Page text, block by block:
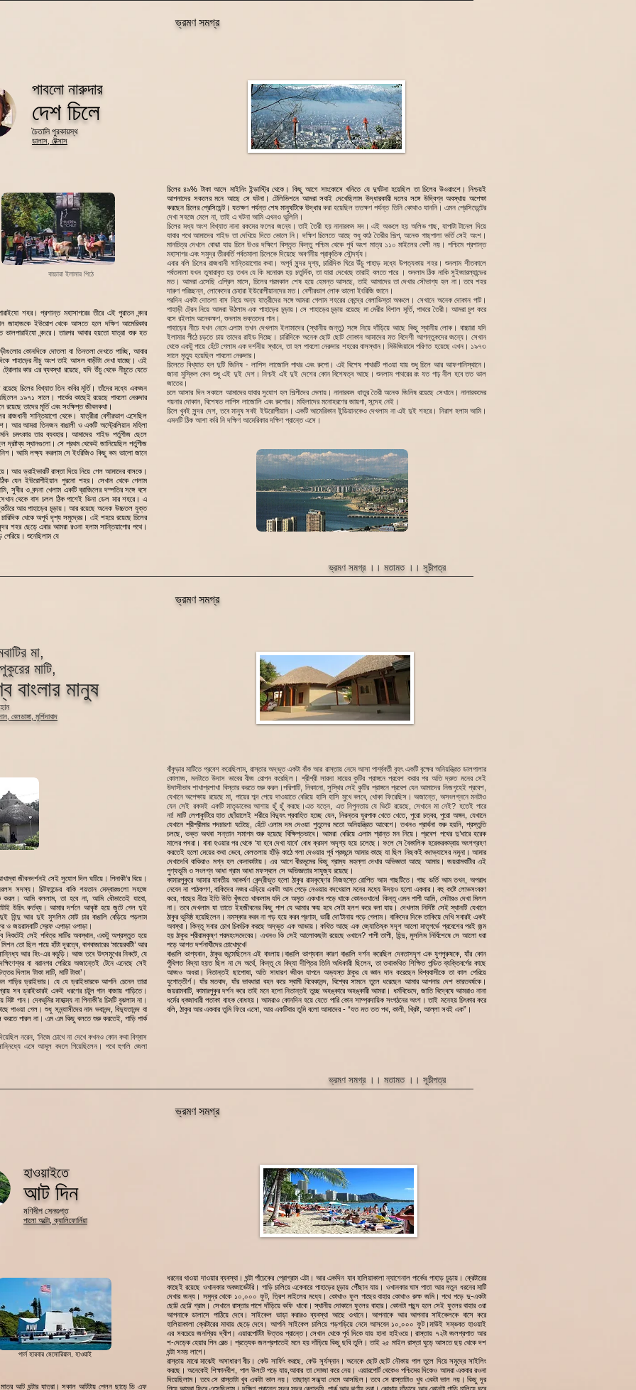
ভ্রমণ সমগ্র
পাবলো নারুদার
দেশ চিলে
চৈতালি পুরকায়স্থ
ডালাস, টেক্সাস
বাচ্চারা ইলামার পিঠে
শহর। প্রশান্ত মহাসাগরের তীরে এই পুরাতন বন্দর
ইউরোপ থেকে আসতে হলে দক্ষিণ আমেরিকার
ভালপারাইযো বন্দরে। তারপর আবার হয়তো যাত্রা শুরু হত
কোনদিকে দোতলা বা তিনতলা দেখতে পাচ্ছি, আবার
পাহাড়ের নীচু অংশ তাই আসল বাড়ীটা দেখা যাচ্ছে। এই
কার এর ব্যবস্থা রয়েছে, যদি উঁচু থেকে নীচুতে যেতে
চিলের বিখ্যাত তিন কবির মূর্তি। তাঁদের মধ্যে একজন
১৯৭১ সালে। পার্কের কাছেই রয়েছে পাবলো নেরুদার
রয়েছে তাদের মূর্তি এবং সংক্ষিপ্ত জীবনকথা।
সান্তিয়াগো থেকে। যাত্রীরা বেশীরভাগ এসেছিল
আর আমরা তিনজন বাঙালী ও একটি অস্ট্রেলিয়ান মহিলা
চমৎকার তার ব্যবহার। আমাদের গাইড পর্তুগীজ ছেলে
দ্রষ্টব্য স্থানগুলো। সে প্রথম থেকেই জানিয়েছিল পর্তুগীজ
আমি লক্ষ্য করলাম সে ইংরিজিও কিছু কম ভালো জানে
আর ড্রাইভারটি রাস্তা দিয়ে নিয়ে গেল আমাদের বাসকে।
যেন ইউরোপীইয়ান পুরনো শহর। সেখান থেকে গেলাম
সুবীর ও বন্দনা খেলাম একটি ব্রাজিলের দম্পতির সঙ্গে বসে
থেকে বাস চলল ঠিক পাশেই ভিনা ডেল মার শহরে। এ
আর পাহাড়ের চূড়ায়। আর রয়েছে অনেক উচ্চতল যুক্ত
থেকে অপূর্ব দৃশ্য সমুদ্রের। এই শহরে রয়েছে চিলের
শহর ছেড়ে এবার আমরা রওনা হলাম সান্তিয়াগোর পথে।
শুনেছিলাম যে
চিলের ৪৯% টাকা আসে মাইনিং ইন্ডাস্ট্রি থেকে। কিছু আগে সাংকোসে খনিতে যে দুর্ঘটনা হয়েছিল তা চিলের উওরাংশে। নিশ্চয়ই
আপনাদের সকলের মনে আছে সে ঘটনা। টেলিভিশনে আমরা সবাই দেখেছিলাম উদ্ধারকারী দলের সঙ্গে উদ্বিগ্ন অবস্থায় অপেক্ষা
করছেন চিলের প্রেসিডেন্ট। যতক্ষণ পর্যন্ত শেষ মানুষটিকে উদ্ধারকরা হয়েছিল ততক্ষণ পর্যন্ত তিনি কোথাও যাননি। এমন প্রেসিডেন্টের
দেখা সহজে মেলে না, তাই এ ঘটনা আমি এখনও ভুলিনি।
চিলের মধ্য অংশ বিখ্যাত নানা রকমের ফলের জন্যে। তাই তৈরী হয় নানারকম মদ। এই অঞ্চলে হয় অলিভ গাছ, যাপাটা টানেল দিয়ে
যাবার পথে আমাদের গাইড তা দেখিয়ে দিতে ভোলে নি। দক্ষিণ চিলেতে আছে শুধু কাঠ তৈরীর শিল্প, অনেক গাছপালা ভর্তি সেই অংশ।
মানচিত্র দেখলে বোঝা যায় চিলে উওর দক্ষিণে বিস্তৃত কিন্তু পশ্চিম থেকে পূর্ব অংশ মাত্র ১১০ মাইলের বেশী নয়। পশ্চিমে প্রশান্ত
মহাসাগর এবং সমুদ্র তীরবর্তি পর্বতমালা চিলেকে দিয়েছে অবর্ণনীয় প্রাকৃতিক সৌন্দর্য্য।
এবার বলি চিলের রাজধানী সান্তিয়াগোর কথা। অপূর্ব সুন্দর দৃশ্য, চারিদিক ঘিরে উঁচু পাহাড় মধ্যে উপত্যকায় শহর। শুনলাম শীতকালে
পর্বতমালা যখন তুষারাবৃত হয় তখন যে কি মনোরম হয় চতুর্দিক, তা যারা দেখেছে তারাই বলতে পারে । শুনলাম ঠিক নাকি সুইজারল্যান্ডের
মত। আমরা এসেছি এপ্রিল মাসে, চিলের গরমকাল শেষ হয়ে হেমন্ত আসছে, তাই আমাদের তা দেখার সৌভাগ্য হল না। তবে শহর
দারুণ পরিচ্ছন্ন, লোকেদের চেহারা ইউরোপীয়ানদের মত। বেশীরভাগ লোক ভালো ইংরিজি জানে।
পরদিন একটা দোতলা বাস নিয়ে অন্য যাত্রীদের সঙ্গে আমরা গেলাম শহরের কেন্দ্রে বেলাভিস্তা অঞ্চলে। সেখানে অনেক দোকান পাট।
পাহাড়ী ট্রেন নিয়ে আমরা উঠলাম এক পাহাড়ের চূড়ায়। সে পাহাড়ের চূড়ায় রয়েছে মা মেরীর বিশাল মূর্তি, পাথরে তৈরী। আমরা চুপ করে
বসে রইলাম অনেকক্ষণ, শুনলাম ভক্তদের গান।
পাহাড়ের নীচে যখন নেমে এলাম তখন দেখলাম ইলামাদের (স্থানীয় জন্তু) সঙ্গে নিয়ে দাঁড়িয়ে আছে কিছু স্থানীয় লোক। বাচ্চারা যদি
ইলামার পীঠে চড়তে চায় তাদের রাইড দিচ্ছে। চারিদিকে অনেক ছোট ছোট দোকান আমাদের মত বিদেশী আগন্তুকদের জন্যে। সেখান
থেকে একটু পায়ে হেঁটে গেলাম এক দর্শনীয় স্থানে, তা হল পাবলো নেরুদার শহরের বাসস্থান। মিউজিয়ামে পরিণত হয়েছে এখন। ১৯৭৩
সালে মৃত্যু হয়েছিল পাবলো নেরুদার।
চিলেতে বিখ্যাত হল দুটি জিনিষ - লাপিস লাজোলি পাথর এবং রুপো। এই বিশেষ পাথরটি পাওয়া যায় শুধু চিলে আর আফগানিস্থানে।
জানা মুস্কিল কেন শুধু এই দুই দেশ। নিশ্চই এই দুই দেশের কোন বিশেষত্ব আছে। শুনলাম পাথরের রং যত গাঢ় নীল হবে তত ভাল
জাতের।
চলে আসার দিন সকালে আমাদের যাবার সুযোগ হল শিল্পীদের মেলায়। নানারকম ধাতুর তৈরী অনেক জিনিষ রয়েছে সেখানে। নানারকমের
গয়নার দোকান, বিশেষত লাপিস লাজোলি এবং রুপোর। মহিলাদের মনোহরণের জায়গা, সন্দেহ নেই।
চিলে খুবই সুন্দর দেশ, তবে মানুষ সবই ইউরোপীয়ান। একটি আমেরিকান ইন্ডিয়ানকেও দেখলাম না এই দুই শহরে। নিরাশ হলাম আমি।
এমনটি ঠিক আশা করি নি দক্ষিণ আমেরিকার দক্ষিণ প্রান্তে এসে।
ভ্রমণ সমগ্র ।। মতামত।। সূচীপত্র
ভ্রমণ সমগ্র
মা,
মাটি,
বাংলার মানুষ
বেলডাঙ্গা, মুর্শিদাবাদ
জীবনদর্শনই সেই সুযোগ দিল ঘটিয়ে। পিনাকী’র বিয়ে ।
সদস্য ।চিটফান্ডের বাকি শয়তান মেম্বারগুলো সহজে
করল । আমি বললাম, তা হবে না, আমি বৌভাতেই যাবো,
উচিৎ কর্তব্য । আমার দর্শনে আকৃষ্ট হয়ে জুটে গেল দুই
দুই হিন্দু আর দুই মুসলিম মোট চার বাঙালি বেড়িয়ে পড়লাম
ও জয়রামবাটি স্রেফ এপাড়া ওপাড়া ।
নিকটেই সেই পবিত্র মাটির অবস্থান, একটু অপ্রস্তুত হয়ে
তো ছিল পায়ে হাঁটা দূরত্বে, বাগবাজারের ‘মায়েরবাটী’ আর
আর হিং-এর কচুড়ি। আজ তবে উৎসমুখের নিকটে, যে
বা বরানগর পেরিয়ে অজান্তেই টেনে এনেছে সেই
দিলাম ‘টাকা মাটি, মাটি টাকা’ ।
গাড়ির ড্রাইভার। যে যে ড্রাইভারকে আপনি চেনেন তারা
সব ড্রাইভারই একই ধরণের চটুল গান বাজায় গাড়িতে।
গান। দেবভূমির মাহাত্ম্য না পিনাকী’র চিমটি বুঝলাম না ।
পাওয়া গেল। শুধু সন্ন্যাসীদের নাম ভবানন্দ, বিদ্যুতানন্দ বা
করতে পারল না । এম এম কিছু বলতে শুরু করতেই, গাড়ি পার্ক
নরেন, ‘নিজে চোখে না দেখে কখনও কোন কথা বিশ্বাস
এসে আমূল বদলে গিয়েছিলেন। পথে হুগলি জেলা
বাঁকুড়ার মাটিতে প্রবেশ করেছিলাম, রাস্তার অদ্ভূত একটা বাঁক আর রাস্তায় নেমে আসা পার্শ্ববর্তী বৃহৎ একটি বৃক্ষের অনিয়ন্ত্রিত ডালপালার
কোলাজ, মনটাতে উদাস ভাবের বীজ রোপন করেছিল। শ্রীশ্রী সারদা মায়ের কুটির প্রাঙ্গনে প্রবেশ করার পর অতি দ্রুত মনের সেই
উদাসীভাব শাখাপ্রশাখা বিস্তার করতে শুরু করল।পরিপাটি, নিকানো, সুস্থির সেই কুটির প্রাঙ্গনে প্রবেশ যেন আমাদের নিজগৃহেই প্রবেশ,
যেখানে অপেক্ষায় রয়েছে মা, পায়ের শব্দ পেয়ে দাওয়াতে বেরিয়ে হাসি হাসি মুখে বলবে, খোকা ফিরেছিস। অজান্তে, অসংলগ্ননে মনটাও
যেন সেই রকমই একটি মাতৃডাকের আশায় ছুঁ ছুঁ করছে।এত যত্নে, এত নিপুনতায় যে ভিটে রয়েছে, সেখানে মা নেই? হতেই পারে
না! মাটি লেপাকুটিরে হাত ছোঁয়ালেই শরীরে বিদ্যুৎ প্রবাহিত হচ্ছে যেন, নিরন্তর ঘুরপাক খেতে খেতে, পুরো চত্বর, পুরো অঙ্গন, যেখানে
যেখানে শ্রীশ্রীমার পদচারণা ঘটেছে, হেঁটে এলাম দম দেওয়া পুতুলের মতো অনিয়ন্ত্রিত আবেগে। তখনও প্রার্থনা শুরু হয়নি, প্রস্তুতি
চলছে, ভক্ত অথবা সন্তান সমাগম শুরু হয়েছে বিক্ষিপ্তভাবে। আমরা বেরিয়ে এলাম শ্রান্ত মন নিয়ে। প্রবেশ পথের দু’ধারে হরেক
মালের পসরা। বাবা হওয়ার পর থেকে ‘যা হবে দেখা যাবে’ বোধ ক্রমশ অদৃশ্য হয়ে চলেছে। ফলে সে বৈকালিক হরেকরকম্বায় অংশগ্রহণ
করতেই হলো মেয়ের কথা ভেবে, বেলতলায় হাঁড়ি কাঠে গলা দেওয়ার পূর্ব প্রজন্মে আমার কাছে যা ছিল নিছকই বদাভ্যাসের নমুনা। আমার
দেখাদেখি বাকিরাও মগ্ন হল কেনাকাটায়। এর আগে বীরভূমের কিছু গ্রাম্য মহল্লা দেখার অভিজ্ঞতা আছে আমার। জয়রামবাটীর এই
পুণ্যভূমি ও সংলগ্ন আধা গ্রাম আধা মফস্বলে সে অভিজ্ঞতার সাযুজ্য রয়েছে।
কামারপুকুরে আমার যাবতীয় আকর্ষণ কেন্দ্রীভূত হলো ঠাকুর রামকৃষ্ণের নিজহস্তে রোপিত আম গাছটিতে। গাছ ভর্তি আম তখন, অপরাধ
নেবেন না পাঠকগণ, বাকিদের নজর এড়িয়ে একটা আম পেড়ে নেওয়ার বদখেয়াল মনের মধ্যে উদয়ও হলো একবার। বহু কষ্টে লোভসংবরণ
করে, গাছের নীচে ইতি উতি খুঁজতে থাকলাম যদি সে অমৃত একখান পড়ে থাকে কোনওখানে! কিন্তূ এমন পাপী আমি, সেটারও দেখা মিলল
না। তবে দেখলাম যা তাতে ইহজীবনের কিছু পাপ যে আমার ক্ষয় হবে সেটা হলপ করে বলা যায়। দেখলাম নির্দিষ্ট সেই স্থানটি যেখানে
ঠাকুর ভূমিষ্ঠ হয়েছিলেন। নমস্কার করব না গড় হয়ে করব প্রণাম, ভারী দো’টানায় পড়ে গেলাম। বাকিদের দিকে তাকিয়ে দেখি সবারই একই
অবস্থা। কিন্তূ সবার চোখ চিকচিক করছে অদ্ভূত এক আভায়। কথিত আছে এক জ্যোতিষ্ক সদৃশ আলো মাতৃগর্ভে প্রবেশের পরই জন্ম
হয় ঠাকুর শ্রীরামকৃষ্ণ পরমহংসদেবের। এখনও কি সেই আলোকছটা রয়েছে ওখানে? পাপী তাপী, হিন্দু, মুসলিম নির্বিশেষে সে আলো ধরা
পড়ে আগত দর্শনার্থীদের চোখেমুখে!
বাঙালি ভাগ্যবান, ঠাকুর জন্মেছিলেন এই বাংলায়।বাঙালি ভাগ্যবান কারণ বাঙালি দর্শন করেছিল দেবতাসদৃশ এক যুগপুরুষকে, যাঁর কোন
পুঁথিগত বিদ্যা হয়ত ছিল না সে অর্থে, কিন্তূ যে বিদ্যা দীপ্তির তিনি অধিকারী ছিলেন, তা তথাকথিত শিক্ষিত পন্ডিত ব্যক্তিবর্গের কাছে
আজও অধরা। নিতান্তই ছাপোষা, অতি সাধারণ জীবন যাপনে অভ্যস্ত ঠাকুর যে জ্ঞান দান করেছেন বিশ্ববাসীকে তা কাল পেরিয়ে
যুগোত্তীর্ণ। যাঁর মতবাদ, যাঁর ভাবধারা বহন করে স্বামী বিবেকানন্দ, বিশ্বের সামনে তুলে ধরেছেন আমার আপনার দেশ ভারতবর্ষকে।
জয়রামবাটি, কামারপুকুর দর্শন করে তাই মনে হলো নিতান্তই তুচ্ছ অহঙ্কারে অহঙ্কারী আমরা। ধর্মবিভেদে, জাতি বিদ্বেষে আমরাও নানা
ধর্মের ধ্বজাধারী পতাকা বাহক বোধহয়। আমরাও কোনদিন হয়ে যেতে পারি কোন সাম্প্রদায়িক সংগঠনের অংশ। তাই মনেহয় চিৎকার করে
বলি, ঠাকুর আর একবার তুমি ফিরে এসো, আর একটিবার তুমি বলো আমাদের - “যত মত তত পথ, কালী, খ্রিষ্ট, আল্লা সবই এক”।
ভ্রমণ সমগ্র ।। মতামত।। সূচীপত্র
ভ্রমণ সমগ্র
হাওয়াইতে
আট দিন
মণিদীপ সেনগুপ্ত
পালো অল্টো, ক্যালিফোর্নিয়া
পার্ল হারবার মেমোরিয়াল, হাওয়াই
আট ঘন্টার যাত্রা। সকাল আটটায় প্লেন ছাড়ে ডি এফ
ধরনের খাওয়া দাওয়ার ব্যবস্থা। ঘন্টা পাঁচেকের প্রোগ্রাম এটা। আর একদিন যাব হালিয়াকালা ন্যাশেনাল পার্কের পাহাড় চুড়ায়। ক্রেটারের
কাছেই রয়েছে ওখানকার অবজার্ভেটরি। গাড়ি চালিয়ে একেবারে পাহাড়ের চূড়ায় পৌঁছান যায়। ওখানকার ঘাস পাতা আর নতুন ধরনের মাটি
দেখার জন্য। সমুদ্র থেকে ১০,০০০ ফুট, ত্রিশ মাইলের মধ্যে। কোথাও ফুল গাছের বাহার কোথাও রুক্ষ জমি। পথে পড়ে দু-একটা
ছোট্ট ছোট্ট গ্রাম। সেখানে রাস্তার পাশে দাঁড়িয়ে কফি খাবো। স্থানীয় দোকানে ফুলের বাহার। কোনটা পছন্দ হলে সেই ফুলের বাহার ওরা
আপনাকে ডালাসে পাঠিয়ে দেবে। সাইকেল ভাড়া করারও ব্যবস্থা আছে ওখানে। আপনাকে আর আপনার সাইকেলকে বাসে করে
হালিয়াকালা ক্রেটারের মাথায় ছেড়ে দেবে। আপনি সাইকেল চালিয়ে গড়গড়িয়ে নেমে আসবেন ১০,০০০ ফুট।মাউই সম্ভবত হাওয়াই
এর সবচেয়ে জনপ্রিয় দ্বীপ। এয়ারপোর্টটা উত্তর প্রান্তে। সেখান থেকে পূর্ব দিকে যায় হানা হাইওয়ে। রাস্তায় ৭২টা জলপ্রপাত আর
শ-দেড়েক হেয়ার পিন বেল্ড। প্রত্যেক জলপ্রপাতেই মনে হয় দাঁড়িয়ে কিছু ছবি তুলি। তাই ২৫ মাইল রাস্তা ঘুড়ে আসতে ছয় থেকে দশ
ঘন্টা সময় লাগে।
রাস্তায় মাঝে মাঝেই অসাধারণ বীচ। কেউ সার্ফিংকরছে, কেউ সূর্যস্নান। অনেকে ছোট ছোট নৌকায় পাল তুলে দিয়ে সমুদ্রে সাইলিং
করছে। অনেকেই শিক্ষানবীশ, পাল উলটে পড়ে যায়,আবার তা সোজা করে নেয়। এয়ারপোর্ট থেকেও পশ্চিমের দিকেও আমরা একবার রওনা
দিয়েছিলাম। তবে সে রাস্তাটা খুব একটা ভাল নয়। তাছাড়া সন্ধ্যা নেমে আসছিল। তবে সে রাস্তাটাও খুব একটা ভাল নয়। কিছু দূর